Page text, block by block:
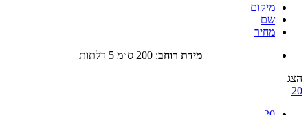
מיקום
שם
מחיר
מידת רוחב :200 ס״מ 5 דלתות